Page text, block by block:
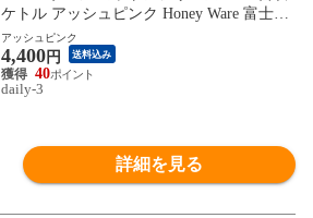
ケトル アッシュピンク Honey Ware 富士ホ
ーロー 【北海道・沖縄は990円加算】how0
75-12
アッシュピンク
4,400円 送料込み
40
daily-3
詳細を見る